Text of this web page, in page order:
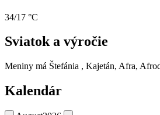
34/17 °C
Sviatok a výročie
Meniny má Štefánia , Kajetán, Afra,
Kalendár